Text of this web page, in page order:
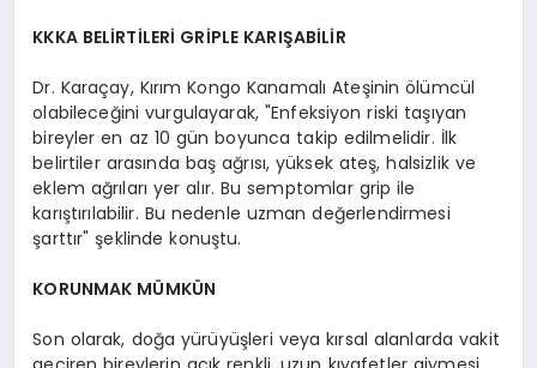
KKKA BELİRTİLERİ GRİPLE KARIŞABİLİR
Dr. Karaçay, Kırım Kongo Kanamalı Ateşinin ölümcül
olabileceğini vurgulayarak, "Enfeksiyon riski taşıyan
bireyler en az 10 gün boyunca takip edilmelidir. İlk
belirtiler arasında baş ağrısı, yüksek ateş, halsizlik ve
eklem ağrıları yer alır. Bu semptomlar grip ile
karıştırılabilir. Bu nedenle uzman değerlendirmesi
şarttır" şeklinde konuştu.
KORUNMAK MÜMKÜN
Son olarak, doğa yürüyüşleri veya kırsal alanlarda vakit